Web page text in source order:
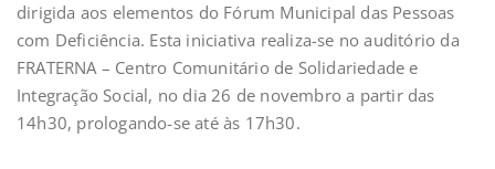
dirigida aos elementos do Fórum Municipal das Pessoas
com Deficiência. Esta iniciativa realiza-se no auditório da
FRATERNA – Centro Comunitário de Solidariedade e
Integração Social, no dia 26 de novembro a partir das
14h30, prologando-se até às 17h30.